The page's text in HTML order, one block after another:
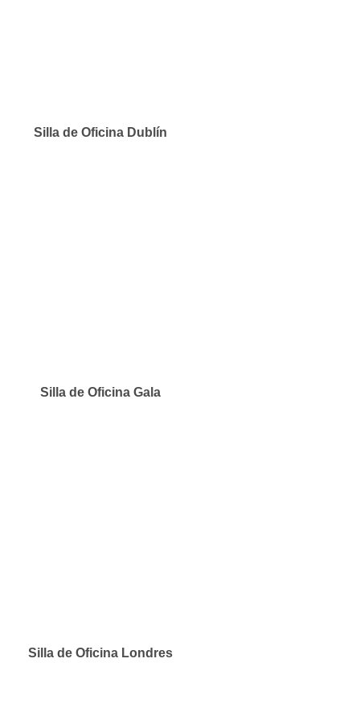
Silla de Oficina Dublín
Silla de Oficina Gala
Silla de Oficina Londres